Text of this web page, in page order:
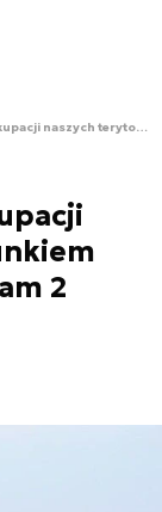
Ukraina: zakończenie okupacji naszych terytoriów warunkiem uruchomienia Nord Stream 2
2